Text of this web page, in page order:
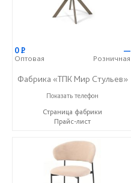
0Р
Оптовая
—
Розничная
Фабрика «ТПК Мир Стульев»
8 (927) 648-00-04
Показать телефон
Страница фабрики
Прайс-лист